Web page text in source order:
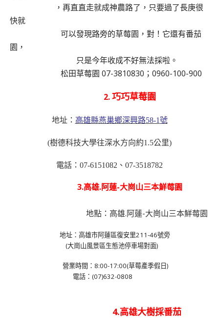
，再直直走就成神農路了，只要過了長庚很
快就
可以發現路旁的草莓園，對！它還有番茄
園，
只是今年收成不好無法採啦。
松田草莓園 07-3810830；0960-100-900
2. 巧巧草莓園
地址： 高雄縣燕巢鄉深興路58-1號
(樹德科技大學往深水方向約1.5公里)
電話： 07-6151082 、 07-3518782
3.高雄.阿蓮-大崗山三本鮮莓園
地點：高雄.阿蓮-大崗山三本鮮莓園
地址：高雄市阿蓮區復安里211-46號旁
(大崗山風景區生態池停車場對面)
營業時間：8:00-17:00(草莓產季假日)
電話：(07)632-0808
4.高雄大樹採番茄